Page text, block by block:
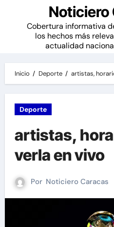
Noticiero
Cobertura informativa
los hechos más
actualidad
Inicio Deporte artistas,
Deporte
artistas,
verla en vivo
Por Noticiero Caracas